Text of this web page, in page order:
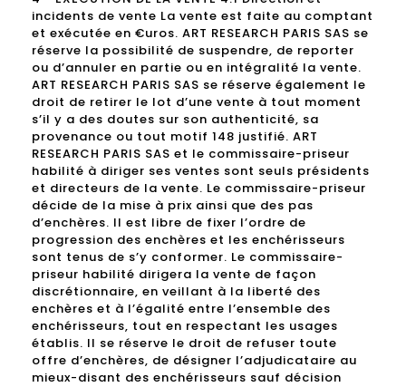
incidents de vente La vente est faite au comptant
et exécutée en €uros. ART RESEARCH PARIS SAS se
réserve la possibilité de suspendre, de reporter
ou d’annuler en partie ou en intégralité la vente.
ART RESEARCH PARIS SAS se réserve également le
droit de retirer le lot d’une vente à tout moment
s’il y a des doutes sur son authenticité, sa
provenance ou tout motif 148 justifié. ART
RESEARCH PARIS SAS et le commissaire-priseur
habilité à diriger ses ventes sont seuls présidents
et directeurs de la vente. Le commissaire-priseur
décide de la mise à prix ainsi que des pas
d’enchères. Il est libre de fixer l’ordre de
progression des enchères et les enchérisseurs
sont tenus de s’y conformer. Le commissaire-
priseur habilité dirigera la vente de façon
discrétionnaire, en veillant à la liberté des
enchères et à l’égalité entre l’ensemble des
enchérisseurs, tout en respectant les usages
établis. Il se réserve le droit de refuser toute
offre d’enchères, de désigner l’adjudicataire au
mieux-disant des enchérisseurs sauf décision